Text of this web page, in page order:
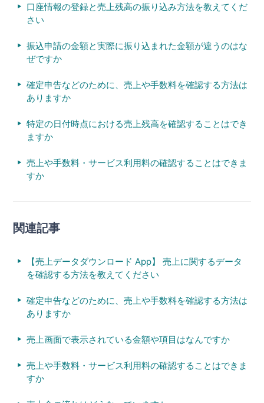
口座情報の登録と売上残高の振り込み方法を教えてくだ
さい
振込申請の金額と実際に振り込まれた金額が違うのはな
ぜですか
確定申告などのために、売上や手数料を確認する方法は
ありますか
特定の日付時点における売上残高を確認することはでき
ますか
売上や手数料・サービス利用料の確認することはできま
すか
関連記事
【売上データダウンロード App】 売上に関するデータ
を確認する方法を教えてください
確定申告などのために、売上や手数料を確認する方法は
ありますか
売上画面で表示されている金額や項目はなんですか
売上や手数料・サービス利用料の確認することはできま
すか